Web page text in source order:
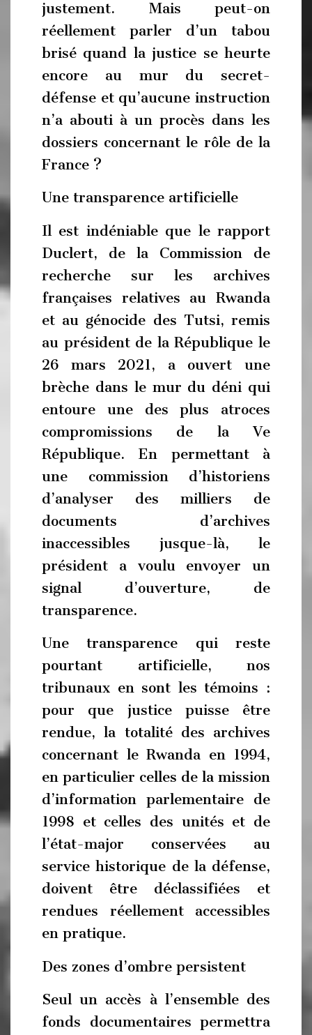
justement. Mais peut-on
réellement parler d’un tabou
brisé quand la justice se heurte
encore au mur du secret-
défense et qu’aucune instruction
n’a abouti à un procès dans les
dossiers concernant le rôle de la
France ?
Une transparence artificielle
Il est indéniable que le rapport
Duclert, de la Commission de
recherche sur les archives
françaises relatives au Rwanda
et au génocide des Tutsi, remis
au président de la République le
26 mars 2021, a ouvert une
brèche dans le mur du déni qui
entoure une des plus atroces
compromissions de la Ve
République. En permettant à
une commission d’historiens
d’analyser des milliers de
documents d’archives
inaccessibles jusque-là, le
président a voulu envoyer un
signal d’ouverture, de
transparence.
Une transparence qui reste
pourtant artificielle, nos
tribunaux en sont les témoins :
pour que justice puisse être
rendue, la totalité des archives
concernant le Rwanda en 1994,
en particulier celles de la mission
d’information parlementaire de
1998 et celles des unités et de
l’état-major conservées au
service historique de la défense,
doivent être déclassifiées et
rendues réellement accessibles
en pratique.
Des zones d’ombre persistent
Seul un accès à l’ensemble des
fonds documentaires permettra